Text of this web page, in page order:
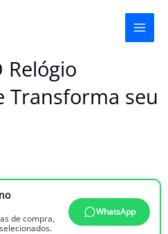
Relógio
Transforma seu
de compra,
WhatsApp